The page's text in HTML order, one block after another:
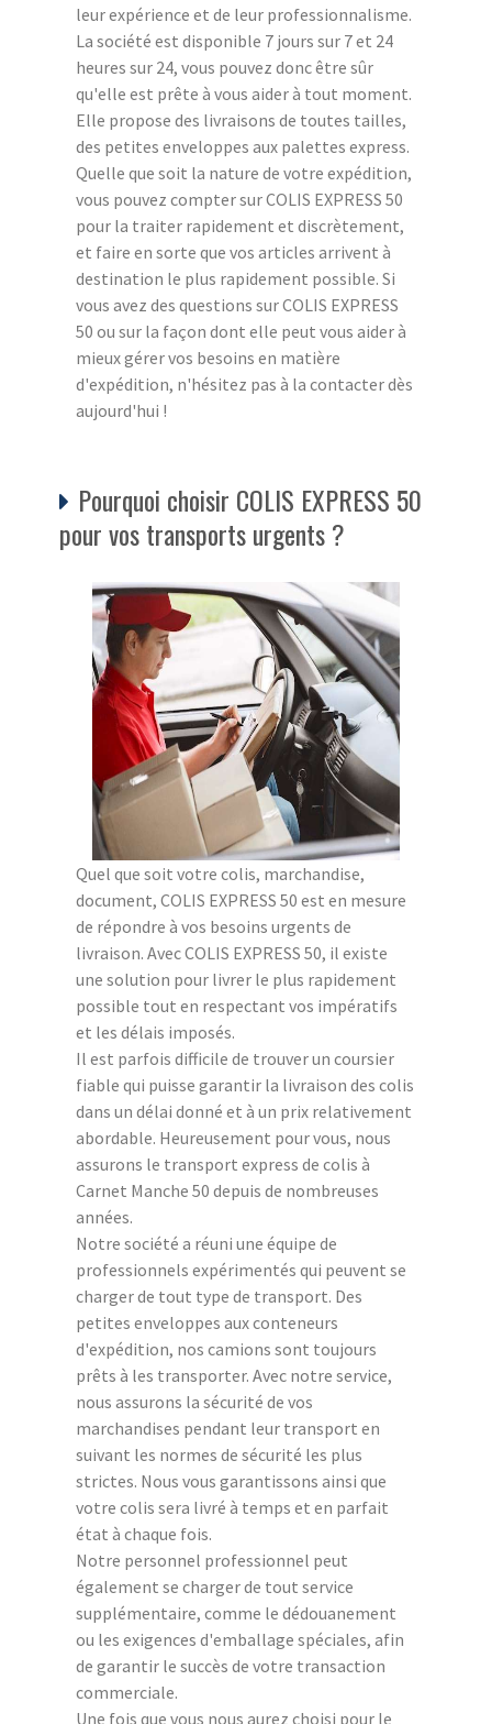
leur expérience et de leur professionnalisme.
La société est disponible 7 jours sur 7 et 24
heures sur 24, vous pouvez donc être sûr
qu'elle est prête à vous aider à tout moment.
Elle propose des livraisons de toutes tailles,
des petites enveloppes aux palettes express.
Quelle que soit la nature de votre expédition,
vous pouvez compter sur COLIS EXPRESS 50
pour la traiter rapidement et discrètement,
et faire en sorte que vos articles arrivent à
destination le plus rapidement possible. Si
vous avez des questions sur COLIS EXPRESS
50 ou sur la façon dont elle peut vous aider à
mieux gérer vos besoins en matière
d'expédition, n'hésitez pas à la contacter dès
aujourd'hui !
Pourquoi choisir COLIS EXPRESS 50
pour vos transports urgents ?
Quel que soit votre colis, marchandise,
document, COLIS EXPRESS 50 est en mesure
de répondre à vos besoins urgents de
livraison. Avec COLIS EXPRESS 50, il existe
une solution pour livrer le plus rapidement
possible tout en respectant vos impératifs
et les délais imposés.
Il est parfois difficile de trouver un coursier
fiable qui puisse garantir la livraison des colis
dans un délai donné et à un prix relativement
abordable. Heureusement pour vous, nous
assurons le transport express de colis à
Carnet Manche 50 depuis de nombreuses
années.
Notre société a réuni une équipe de
professionnels expérimentés qui peuvent se
charger de tout type de transport. Des
petites enveloppes aux conteneurs
d'expédition, nos camions sont toujours
prêts à les transporter. Avec notre service,
nous assurons la sécurité de vos
marchandises pendant leur transport en
suivant les normes de sécurité les plus
strictes. Nous vous garantissons ainsi que
votre colis sera livré à temps et en parfait
état à chaque fois.
Notre personnel professionnel peut
également se charger de tout service
supplémentaire, comme le dédouanement
ou les exigences d'emballage spéciales, afin
de garantir le succès de votre transaction
commerciale.
Une fois que vous nous aurez choisi pour le